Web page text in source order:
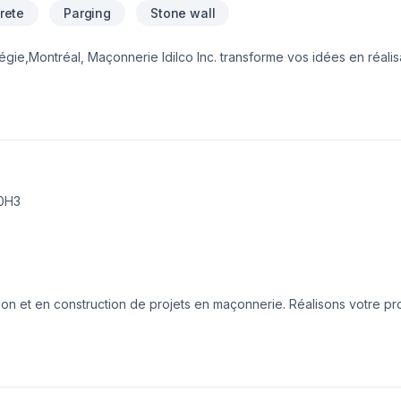
Parging Stone wall
Maçonnerie Idilco Inc. transforme vos idées en
et votre vision. Parlons de votre projet aujourd'hui et voyons
et en construction de projets en maçonnerie. Réalisons votre